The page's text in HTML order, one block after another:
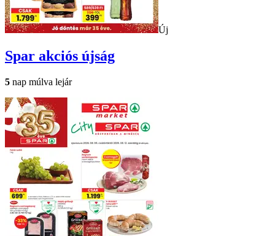
Új
Spar akciós újság
5 nap múlva lejár